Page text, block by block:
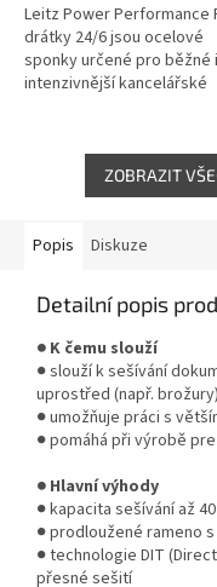
Leitz Power Performance
drátky 24/6 jsou ocelové
sponky určené pro běžné i
intenzivnější kancelářské
ZOBRAZIT
Popis Diskuze
Detailní popis
● K čemu slouží
● slouží k sešívání
uprostřed (např. brožury)
● umožňuje práci s
● pomáhá při výrobě
● Hlavní výhody
● kapacita sešívání až
● prodloužené rameno
● technologie DIT
přesné sešití